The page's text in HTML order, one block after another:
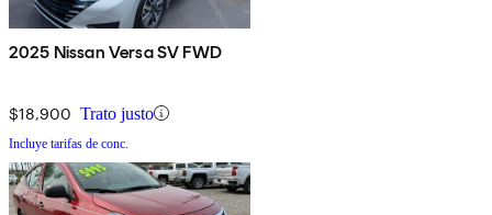
2025 Nissan Versa SV FWD
$18,900 Trato justo
Incluye tarifas de conc.